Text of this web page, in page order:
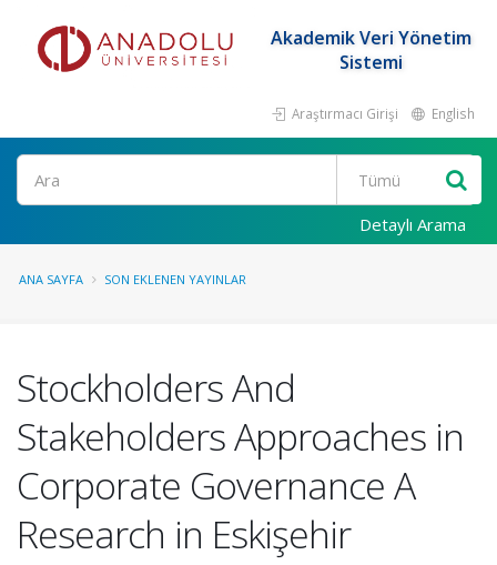
Akademik Veri Yönetim
Sistemi
Araştırmacı Girişi English
Ara
Detaylı Arama
ANA SAYFA SON EKLENEN YAYINLAR
Stockholders And
Stakeholders Approaches in
Corporate Governance A
Research in Eskişehir